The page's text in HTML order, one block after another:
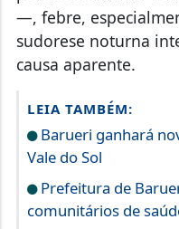
—, febre,
sudorese noturna
causa aparente.
LEIA TAMBÉM:
Barueri ganhará
Vale do Sol
Prefeitura de
comunitários de